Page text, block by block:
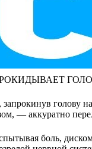
голову
— аккуратно
боль,